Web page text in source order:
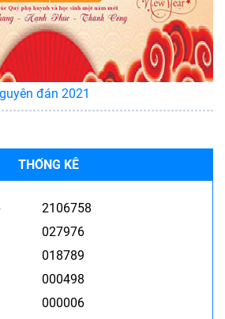
đán 2021
THỐNG KÊ
2106758
027976
018789
000498
000006